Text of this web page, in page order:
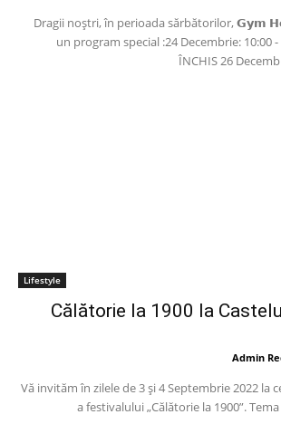
Dragii noștri, în perioada sărbătorilor, 𝗚𝘆𝗺
un program special :24 Decembrie: 10:00
ÎNCHIS 26
Lifestyle
Călătorie la 1900 la
Admin
Vă invităm în zilele de 3 și 4 Septembrie 2022 la
a festivalului „Călătorie la 1900”.